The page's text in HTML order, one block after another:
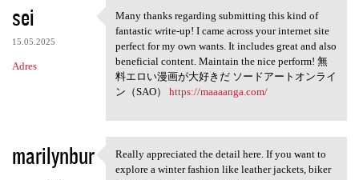
sei
15.05.2025
Adres
Many thanks regarding
Many thanks regarding submitting this kind of
fantastic write-up! I came across your internet site
perfect for my own wants. It includes great and also
beneficial content. Maintain the nice perform! 無
料エロい漫画が大好きだ ソードアートオンライ
ン（SAO） https://maaaanga.com/
marilynbur Really appreciated the detail
Really appreciated the detail here. If you want to
explore a winter fashion like leather jackets, biker